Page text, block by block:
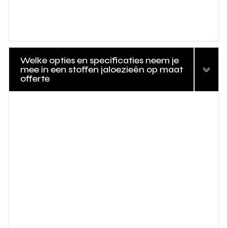
Welke opties en specificaties neem je
mee in een stoffen jaloezieën op maat
offerte